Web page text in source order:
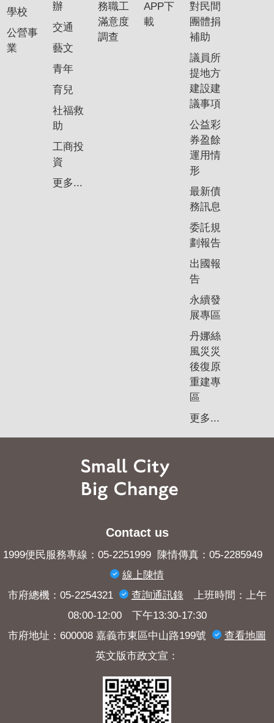
回
首
學校
公營事
業
辦
交通
藝文
青年
育兒
社福救
助
工商投
資
更多...
務職工
滿意度
調查
APP下
載
對民間
團體捐
補助
議員所
提地方
建設建
議事項
公益彩
券盈餘
運用情
形
最新債
務訊息
委託規
劃報告
出國報
告
永續發
展專區
丹娜絲
風災災
後復原
重建專
區
更多...
Contact us
1999便民服務專線：05-2251999 陳情傳真：05-2285949
線上陳情
市府總機：05-2254321
查詢​通訊錄上班時間：上午
08:00-12:00 下午13:30-17:30
市府地址：600008 嘉義市東區中山路199號
查看地圖
英文版市政文宣：